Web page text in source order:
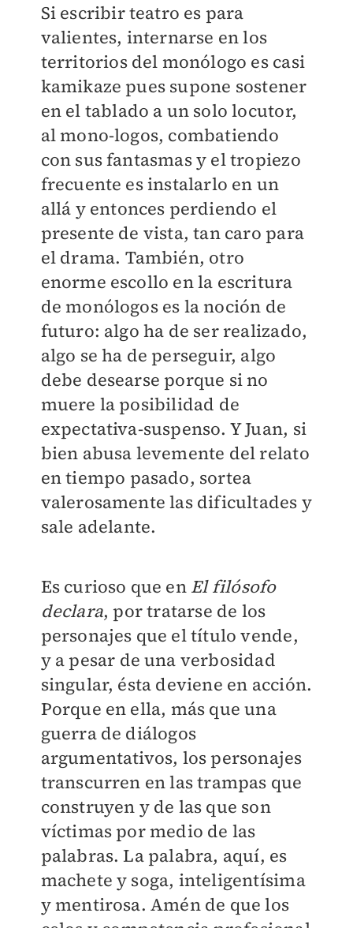
Si escribir teatro es para
valientes, internarse en los
territorios del monólogo es casi
kamikaze pues supone sostener
en el tablado a un solo locutor,
al mono-logos, combatiendo
con sus fantasmas y el tropiezo
frecuente es instalarlo en un
allá y entonces perdiendo el
presente de vista, tan caro para
el drama. También, otro
enorme escollo en la escritura
de monólogos es la noción de
futuro: algo ha de ser realizado,
algo se ha de perseguir, algo
debe desearse porque si no
muere la posibilidad de
expectativa-suspenso. Y Juan, si
bien abusa levemente del relato
en tiempo pasado, sortea
valerosamente las dificultades y
sale adelante.
Es curioso que en El filósofo
declara, por tratarse de los
personajes que el título vende,
y a pesar de una verbosidad
singular, ésta deviene en acción.
Porque en ella, más que una
guerra de diálogos
argumentativos, los personajes
transcurren en las trampas que
construyen y de las que son
víctimas por medio de las
palabras. La palabra, aquí, es
machete y soga, inteligentísima
y mentirosa. Amén de que los